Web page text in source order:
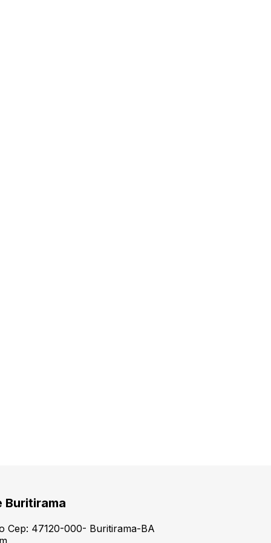
Buritirama
Cep: 47120-000- Buritirama-BA